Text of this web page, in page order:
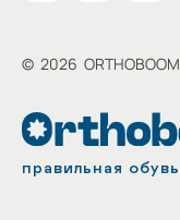
© 2026 ORTHOBOOM
правильная обувь